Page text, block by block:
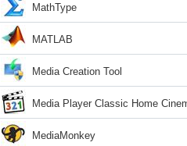
MathType
MATLAB
Media Creation Tool
Media Player Classic Home
MediaMonkey